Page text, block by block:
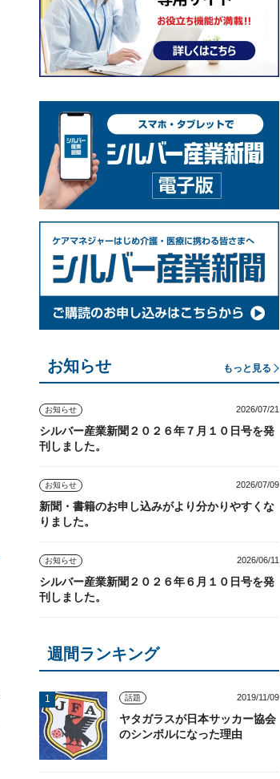
お知らせ もっと見る
お知らせ 2026/07/21
シルバー産業新聞２０２６年７月１０日号を発
刊しました。
お知らせ 2026/07/09
新聞・書籍のお申し込みがより分かりやすくな
りました。
お知らせ 2026/06/11
シルバー産業新聞２０２６年６月１０日号を発
刊しました。
週間ランキング
話題 2019/11/09
ヤタガラスが日本サッカー協会
のシンボルになった理由